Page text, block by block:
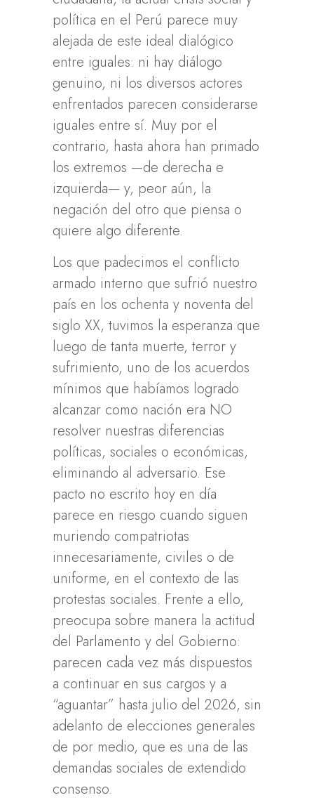
política en el Perú parece muy
alejada de este ideal dialógico
entre iguales: ni hay diálogo
genuino, ni los diversos actores
enfrentados parecen considerarse
iguales entre sí. Muy por el
contrario, hasta ahora han primado
los extremos —de derecha e
izquierda— y, peor aún, la
negación del otro que piensa o
quiere algo diferente.
Los que padecimos el conflicto
armado interno que sufrió nuestro
país en los ochenta y noventa del
siglo XX, tuvimos la esperanza que
luego de tanta muerte, terror y
sufrimiento, uno de los acuerdos
mínimos que habíamos logrado
alcanzar como nación era NO
resolver nuestras diferencias
políticas, sociales o económicas,
eliminando al adversario. Ese
pacto no escrito hoy en día
parece en riesgo cuando siguen
muriendo compatriotas
innecesariamente, civiles o de
uniforme, en el contexto de las
protestas sociales. Frente a ello,
preocupa sobre manera la actitud
del Parlamento y del Gobierno:
parecen cada vez más dispuestos
a continuar en sus cargos y a
“aguantar” hasta julio del 2026, sin
adelanto de elecciones generales
de por medio, que es una de las
demandas sociales de extendido
consenso.